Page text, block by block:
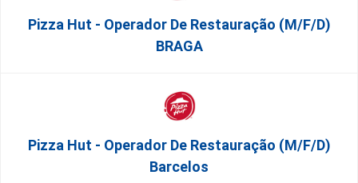
Pizza Hut - Operador De Restauração (m/f/d)
BRAGA
Pizza Hut - Operador De Restauração (m/f/d)
Barcelos